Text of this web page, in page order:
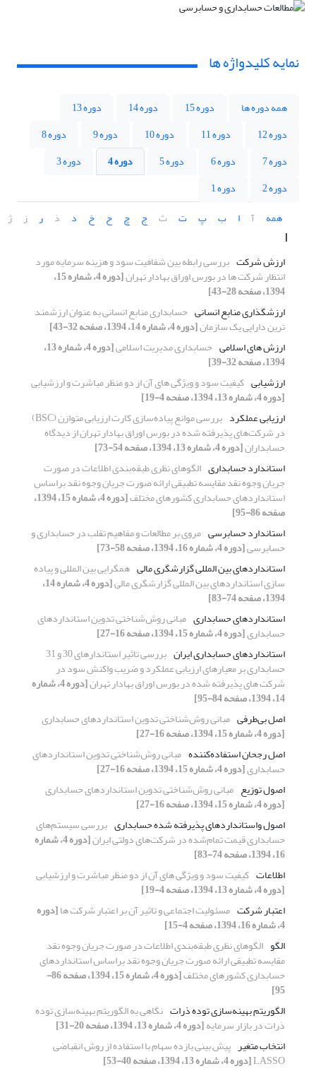
نمایه کلیدواژه ها
همه دوره ها دوره 15 دوره 14
دوره 13
دوره 12
دوره 11 دوره 10 دوره 9
دوره 8
دوره 7
دوره 6 دوره 5 دوره 4
دوره 3
دوره 2
دوره 1
همه
آ ا ب پ ت ث ج چ ح خ د ذ ر ز ژ
ا
ارزش شرکت بررسی رابطه بین شفافیت سود و هزینه سرمایه مورد
انتظار شرکت ها در بورس اوراق بهادار تهران [دوره 4، شماره 15،
1394، صفحه 28-43]
ارزشگذاری منابع انسانی حسابداری منابع انسانی به عنوان ارزشمند
ترین دارایی یک سازمان[دوره 4، شماره 14، 1394، صفحه 32-43]
ارزش های اسلامی حسابداری مدیریت اسلامی [دوره 4، شماره 13،
1394، صفحه 32-39]
ارزشیابی کیفیت سود و ویژگی های آن از دو منظر مباشرت و ارزشیابی
[دوره 4، شماره 13، 1394، صفحه 4-19]
ارزیابی عملکرد
بررسی موانع پیاده‌سازی کارت ارزیابی متوازن (BSC)
در شرکت‌های پذیرفته شده در بورس اوراق بهادار تهران از دیدگاه
حسابداران[دوره 4، شماره 13، 1394، صفحه 54-73]
استاندارد حسابداری الگوهای نظری طبقه‌‌بندی اطلاعات در صورت
جریان وجوه نقد مقایسه تطبیقی ارائه صورت جریان وجوه نقد براساس
استانداردهای حسابداری کشورهای مختلف [دوره 4، شماره 15، 1394،
صفحه 86-95]
استاندارد حسابرسی مروی بر مطالعات و مفاهیم تقلب در حسابداری و
حسابرسی[دوره 4، شماره 16، 1394، صفحه 58-73]
استانداردهای بین المللی گزارشگری مالی همگرایی بین المللی و پیاده
سازی استانداردهای بین المللی گزارشگری مالی [دوره 4، شماره 14،
1394، صفحه 74-83]
استانداردهای حسابداری مبانی روش‌شناختی تدوین استانداردهای
حسابداری[دوره 4، شماره 15، 1394، صفحه 16-27]
استانداردهای حسابداری ایران
بررسی تاثیر استاندارهای 30 و 31
حسابداری بر معیارهای ارزیابی عملکرد و ضریب واکنش سود در
شرکت های پذیرفته شده در بورس اوراق بهادار تهران [دوره 4، شماره
14، 1394، صفحه 84-95]
اصل بی‌طرفی مبانی روش‌شناختی تدوین استانداردهای حسابداری
[دوره 4، شماره 15، 1394، صفحه 16-27]
اصل رجحان ‌استفاده‌کننده مبانی روش‌شناختی تدوین استانداردهای
حسابداری[دوره 4، شماره 15، 1394، صفحه 16-27]
اصول توزیع مبانی روش‌شناختی تدوین استانداردهای حسابداری
[دوره 4، شماره 15، 1394، صفحه 16-27]
اصول واستانداردهای پذیرفته شده حسابداری بررسی سیستم‌های
حسابداری قیمت تمام‌شده در شرکت‌های دولتی ایران [دوره 4، شماره
16، 1394، صفحه 74-83]
اطلاعات کیفیت سود و ویژگی های آن از دو منظر مباشرت و ارزشیابی
[دوره 4، شماره 13، 1394، صفحه 4-19]
اعتبار شرکت مسئولیت اجتماعی و تاثیر آن بر اعتبار شرکت ها[دوره
4، شماره 16، 1394، صفحه 4-15]
الگو الگوهای نظری طبقه‌‌بندی اطلاعات در صورت جریان وجوه نقد
مقایسه تطبیقی ارائه صورت جریان وجوه نقد براساس استانداردهای
حسابداری کشورهای مختلف [دوره 4، شماره 15، 1394، صفحه 86-
95]
الگوریتم بهینه‌سازی توده ذرات نگاهی به الگوریتم بهینه‌سازی توده
‌ذرات در بازار سرمایه[دوره 4، شماره 13، 1394، صفحه 20-31]
انتخاب متغیر پیش بینی بازده سهام با استفاده از روش انقباضی
LASSO[دوره 4، شماره 13، 1394، صفحه 40-53]